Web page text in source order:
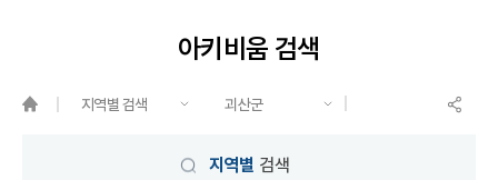
아키비움 검색
지역별 검색 괴산군
지역별 검색